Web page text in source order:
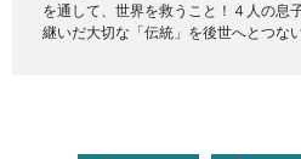
を通して、世界を救うこと！４人の息
継いだ大切な「伝統」を後世へとつな